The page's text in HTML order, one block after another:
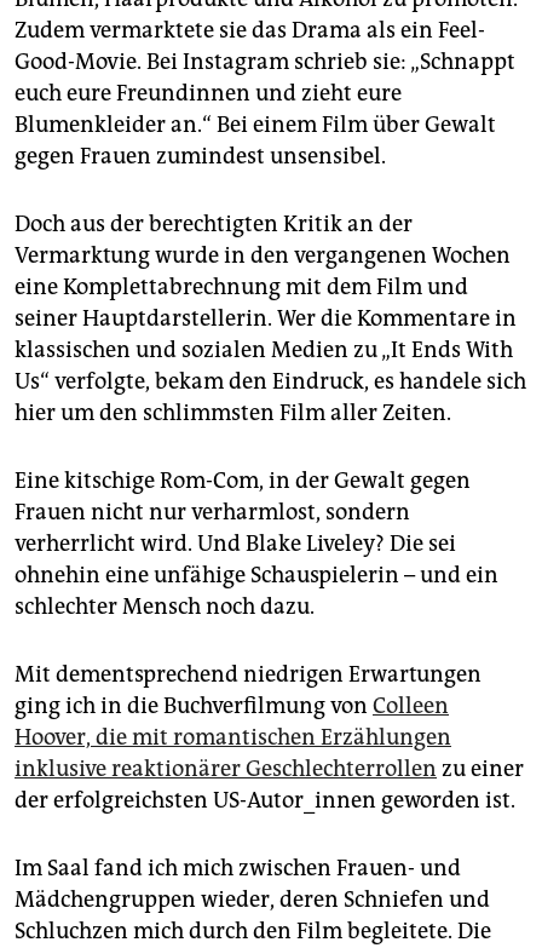
Zudem vermarktete sie das Drama als ein Feel-
Good-Movie. Bei Instagram schrieb sie: „Schnappt
euch eure Freundinnen und zieht eure
Blumenkleider an.“ Bei einem Film über Gewalt
gegen Frauen zumindest unsensibel.
Doch aus der berechtigten Kritik an der
Vermarktung wurde in den vergangenen Wochen
eine Komplettabrechnung mit dem Film und
seiner Hauptdarstellerin. Wer die Kommentare in
klassischen und sozialen Medien zu „It Ends With
Us“ verfolgte, bekam den Eindruck, es handele sich
hier um den schlimmsten Film aller Zeiten.
Eine kitschige Rom-Com, in der Gewalt gegen
Frauen nicht nur verharmlost, sondern
verherrlicht wird. Und Blake Liveley? Die sei
ohnehin eine unfähige Schauspielerin – und ein
schlechter Mensch noch dazu.
Mit dementsprechend niedrigen Erwartungen
ging ich in die Buchverfilmung von Colleen
Hoover, die mit romantischen Erzählungen
inklusive reaktionärer Geschlechterrollen zu einer
der erfolgreichsten US-Autor_innen geworden ist.
Im Saal fand ich mich zwischen Frauen- und
Mädchengruppen wieder, deren Schniefen und
Schluchzen mich durch den Film begleitete. Die